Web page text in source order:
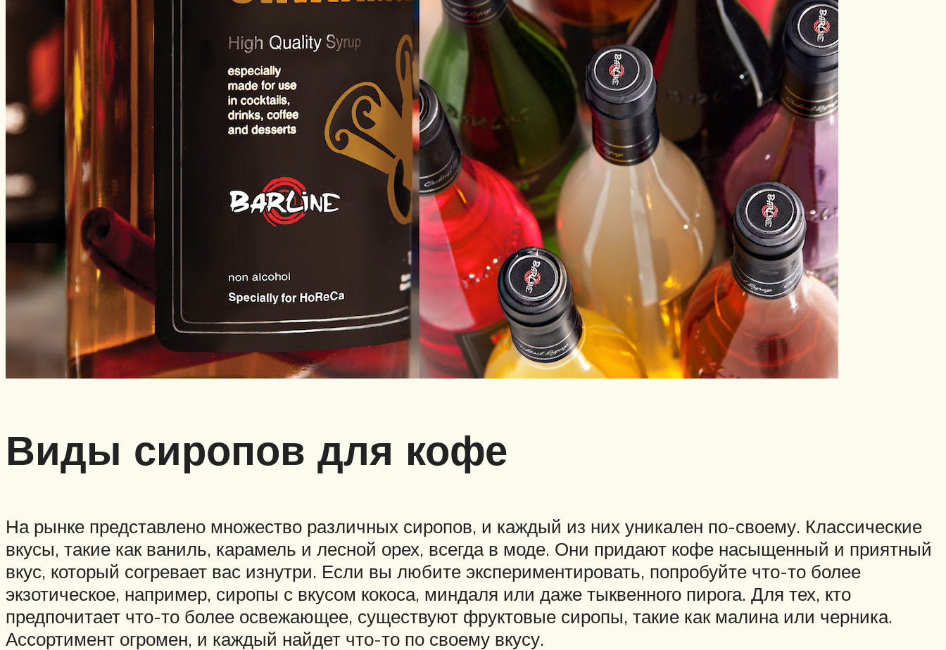
Виды сиропов для кофе
На рынке представлено множество различных сиропов, и каждый из них уникален по-своему. Классические
вкусы, такие как ваниль, карамель и лесной орех, всегда в моде. Они придают кофе насыщенный и приятный
вкус, который согревает вас изнутри. Если вы любите экспериментировать, попробуйте что-то более
экзотическое, например, сиропы с вкусом кокоса, миндаля или даже тыквенного пирога. Для тех, кто
предпочитает что-то более освежающее, существуют фруктовые сиропы, такие как малина или черника.
Ассортимент огромен, и каждый найдет что-то по своему вкусу.